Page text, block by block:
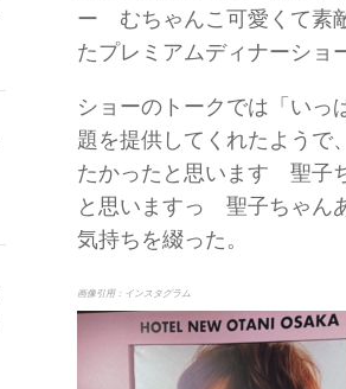
ー むちゃんこ可愛くて素
たプレミアムディナーショ
ショーのトークでは「いっ
題を提供してくれたようで
たかったと思います 聖子
と思いますっ 聖子ちゃん
気持ちを綴った。
画像引用：インスタグラム